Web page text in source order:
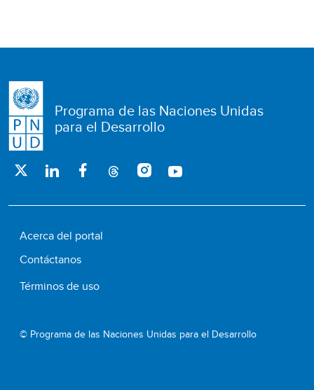
Programa de las Naciones Unidas
para el Desarrollo
© Programa de las Naciones Unidas para el Desarrollo
Acerca del portal
Contáctanos
Términos de uso